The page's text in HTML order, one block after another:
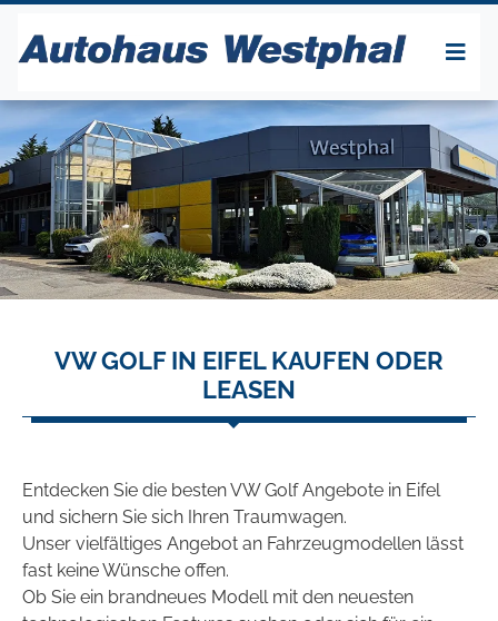
VW GOLF IN EIFEL KAUFEN ODER
LEASEN
Entdecken Sie die besten VW Golf Angebote in Eifel
und sichern Sie sich Ihren Traumwagen.
Unser vielfältiges Angebot an Fahrzeugmodellen lässt
fast keine Wünsche offen.
Ob Sie ein brandneues Modell mit den neuesten